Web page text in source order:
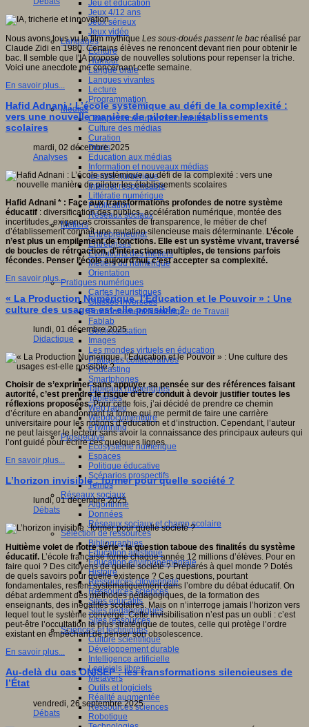
Jeu et éducation
Jeux 4/12 ans
Jeux sérieux
Jeux vidéo
Langages
Ecriture
Humour
Langue orale
Langues vivantes
Lecture
Programmation
Médias
Compétences informationnelles
Culture des médias
Curation
Droits
Education aux médias
Information et nouveaux médias
Identité numérique
Internet responsable
Littératie numérique
Publication
Réseaux sociaux
Métiers
Entrepreneuriat
Entreprises
Evolutions des métiers
Métiers du numérique
Orientation
Pratiques numériques
Cartes heuristiques
Classes inversées
Environnement Numérique de Travail
Fablab
Géolocalisation
Images
Les mondes virtuels en éducation
Pratiques collaboratives
Podcasting
Smartphones
Tableaux numériques
Tablettes
Web radio
Webdocumentaire
eTwinning
Prospective
Ecosystème numérique
Espaces
Politique éducative
Scénarios prospectifs
Temps
Réseaux sociaux
Algorithme
Données
Réseaux sociaux et champ scolaire
Sélection de ressources
Bibliographies
Education artistique
Education environnementale
Histoire
Ressources citoyenneté
Ressources sciences
Sites éducatifs
Sites pédagogiques
Sites ressources
Sciences et techniques
Culture scientifique
Développement durable
Intelligence artificielle
Logiciels libres
Métavers
Outils et logiciels
Réalité augmentée
Ressources sciences
Robotique
Nous avons tous vu le film mythique Les sous-doués passent le bac réalisé par
Claude Zidi en 1980. Certains élèves ne renoncent devant rien pour obtenir le
bac. Il semble que l'IA propose de nouvelles solutions pour repenser la triche.
Voici une anecdote me concernant cette semaine.
En savoir plus...
Hafid Adnani : L’école systémique au défi de la complexité :
vers une nouvelle manière de piloter les établissements
scolaires
mardi, 02 décembre 2025
Analyses
Hafid Adnani * : Face aux transformations profondes de notre système
éducatif : diversification des publics, accélération numérique, montée des
incertitudes, exigences croissantes de transparence, le métier de chef
d’établissement connaît une mutation silencieuse mais déterminante. L’école
n’est plus un empilement de fonctions. Elle est un système vivant, traversé
de boucles de rétroaction, d’interactions multiples, de tensions parfois
fécondes. Penser l’école aujourd’hui, c’est accepter sa complexité.
En savoir plus...
« La Production Numérique, l’Éducation et le Pouvoir » : Une
culture des usages est-elle possible ?
lundi, 01 décembre 2025
Didactique
Choisir de s’exprimer sans appuyer sa pensée sur des références faisant
autorité, c’est prendre le risque d’être conduit à devoir justifier toutes les
réflexions proposées.Pour cette fois, j’ai décidé de prendre ce chemin
d’écriture en abandonnant la forme qui me permit de faire une carrière
universitaire pour les notions d’éducation et d’instruction. Cependant, l’auteur
ne peut laisser le lecteur sans avoir la connaissance des principaux auteurs qui
l’ont guidé pour écrire ces quelques lignes.
En savoir plus...
L’horizon invisible : former pour quelle société ?
lundi, 01 décembre 2025
Débats
Huitième volet de notre série : la question taboue des finalités du système
éducatif. L’école française forme chaque année 12 millions d’élèves. Pour en
faire quoi ? Des citoyens de quelle société ? Préparés à quel monde ? Dotés
de quels savoirs pour quelle existence ? Ces questions, pourtant
fondamentales, restent systématiquement dans l’ombre du débat éducatif. On
débat ardemment des méthodes pédagogiques, de la formation des
enseignants, des inégalités scolaires. Mais on n’interroge jamais l’horizon vers
lequel tout le système converge. Cette invisibilisation n’est pas un oubli : c’est
peut-être l’occultation la plus stratégique de toutes, celle qui protège l’ordre
existant en empêchant de penser son obsolescence.
En savoir plus...
Au-delà du cas ONISEP : les transformations silencieuses de
l’État
vendredi, 26 septembre 2025
Débats